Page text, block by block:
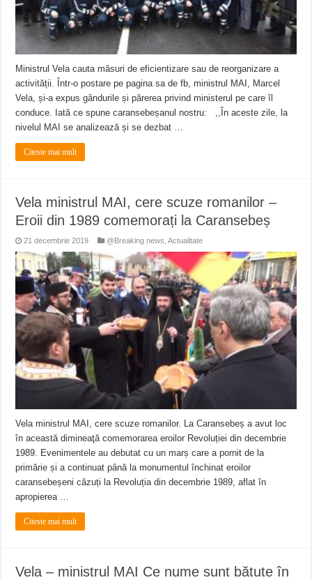
Ministrul Vela cauta măsuri de eficientizare sau de reorganizare a
activității. Într-o postare pe pagina sa de fb, ministrul MAI, Marcel
Vela, și-a expus gândurile și părerea privind ministerul pe care îl
conduce. Iată ce spune caransebeșanul nostru: ,,În aceste zile, la
nivelul MAI se analizează și se dezbat …
Citeste mai mult
Vela ministrul MAI, cere scuze romanilor –
Eroii din 1989 comemorați la Caransebeș
21 decembrie 2019 @Breaking news ,Actualitate
Vela ministrul MAI, cere scuze romanilor. La Caransebeș a avut loc
în această dimineaţă comemorarea eroilor Revoluției din decembrie
1989. Evenimentele au debutat cu un marș care a pornit de la
primărie și a continuat până la monumentul închinat eroilor
caransebeșeni căzuți la Revoluția din decembrie 1989, aflat în
apropierea …
Citeste mai mult
Vela – ministrul MAI Ce nume sunt bătute în